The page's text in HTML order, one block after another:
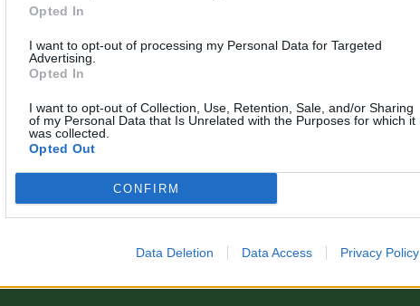
Opted In
I want to opt-out of processing my Personal Data for Targeted
Advertising.
Opted In
I want to opt-out of Collection, Use, Retention, Sale, and/or Sharing
of my Personal Data that Is Unrelated with the Purposes for which it
was collected.
Opted Out
CONFIRM
Data Deletion Data Access Privacy Policy